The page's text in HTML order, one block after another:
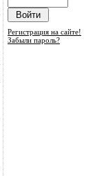
Регистрация на сайте!
Забыли пароль?